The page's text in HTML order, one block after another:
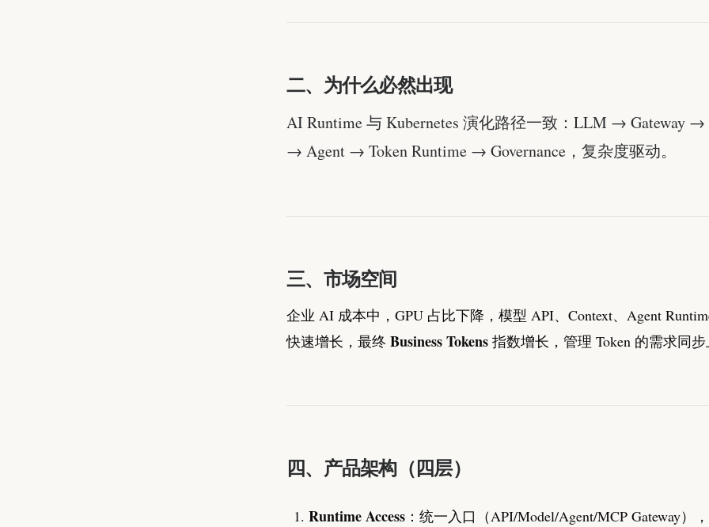
二、为什么必然出现
AI Runtime 与 Kubernetes 演化路径一致：LLM → Gateway →
→ Agent → Token Runtime → Governance，复杂度驱动。
三、市场空间
企业 AI 成本中，GPU 占比下降，模型 API、Context、Agent
快速增长，最终 Business Tokens 指数增长，管理 Token 的需求同步
四、产品架构（四层）
Runtime Access ：统一入口（API/Model/Agent/MCP Gateway）